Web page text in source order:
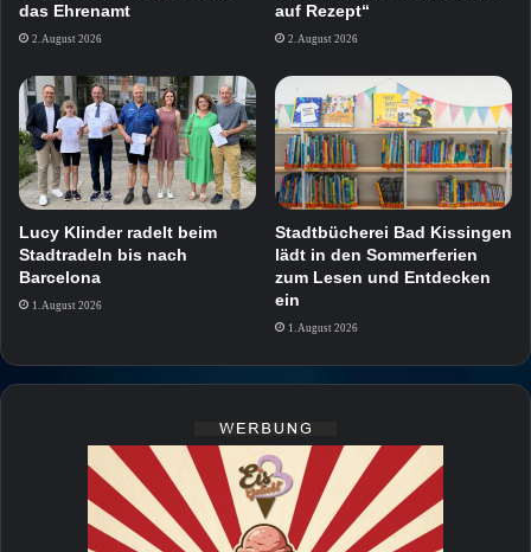
das Ehrenamt
2. August 2026
auf Rezept“
2. August 2026
Lucy Klinder radelt beim
Stadtradeln bis nach
Barcelona
1. August 2026
Stadtbücherei Bad Kissingen
lädt in den Sommerferien
zum Lesen und Entdecken
ein
1. August 2026